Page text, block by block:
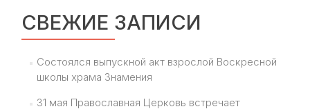
СВЕЖИЕ ЗАПИСИ
Состоялся выпускной акт взрослой Воскресной
школы храма Знамения
31 мая Православная Церковь встречает